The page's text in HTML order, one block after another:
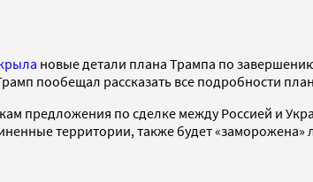
новые детали плана Трампа по
пообещал рассказать все подробности
предложения по сделке между Россией и
территории, также будет